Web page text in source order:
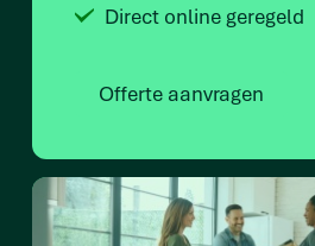
Direct online geregeld
Offerte aanvragen